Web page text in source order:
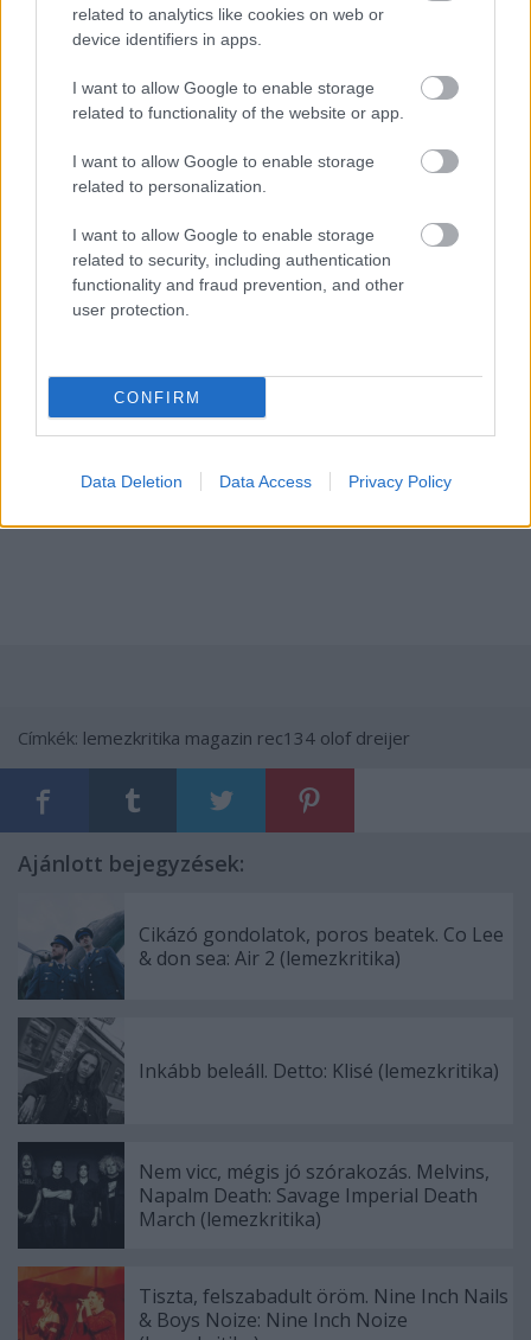
related to analytics like cookies on web or
device identifiers in apps.
I want to allow Google to enable storage
related to functionality of the website or app.
I want to allow Google to enable storage
related to personalization.
I want to allow Google to enable storage
related to security, including authentication
functionality and fraud prevention, and other
user protection.
CONFIRM
Data Deletion Data Access Privacy Policy
Velkei Zoltán
Címkék: lemezkritika magazin rec134 olof dreijer
Ajánlott bejegyzések:
Cikázó gondolatok, poros beatek. Co Lee
& don sea: Air 2 (lemezkritika)
Inkább beleáll. Detto: Klisé (lemezkritika)
Nem vicc, mégis jó szórakozás. Melvins,
Napalm Death: Savage Imperial Death
March (lemezkritika)
Tiszta, felszabadult öröm. Nine Inch Nails
& Boys Noize: Nine Inch Noize